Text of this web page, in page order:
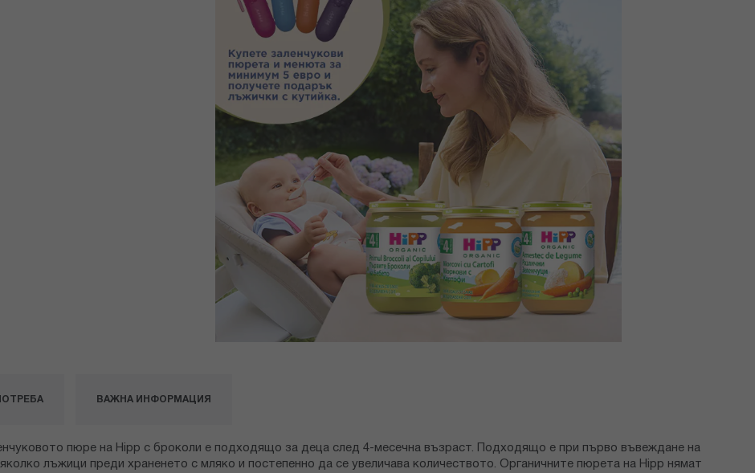
пюре на Hipp с броколи е подходящо за деца след 4-месечна възраст. Подходящо е при първо въвеждане на
лъжици преди храненето с мляко и постепенно да се увеличава количеството. Органичните пюрета на Hipp нямат
ВАЖНА ИНФОРМАЦИЯ